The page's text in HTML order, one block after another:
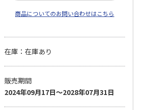
商品についてのお問い合わせはこちら
在庫：在庫あり
販売期間
2024年09月17日～2028年07月31日